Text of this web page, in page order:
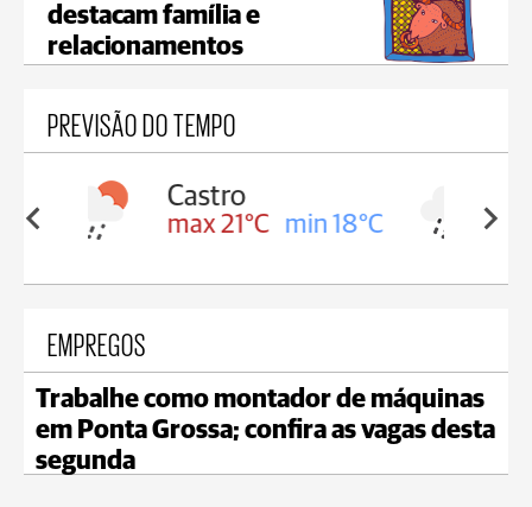
destacam família e
relacionamentos
PREVISÃO DO TEMPO
18°C
Carambeí
max 20°C min 18°C
EMPREGOS
Trabalhe como montador de máquinas
em Ponta Grossa; confira as vagas desta
segunda